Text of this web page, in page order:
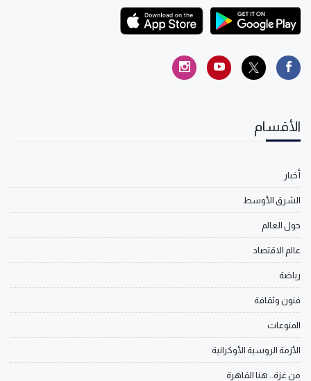
الأقسام
أخبار
الشرق الأوسط
حول العالم
عالم الاقتصاد
رياضة
فنون وثقافة
المنوعات
الأزمة الروسية الأوكرانية
من غزة.. هنا القاهرة